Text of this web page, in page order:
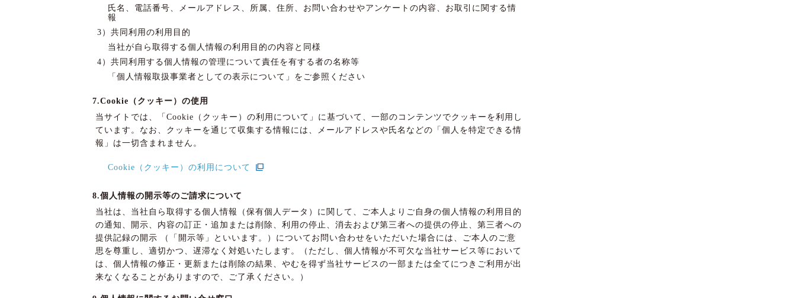
氏名、電話番号、メールアドレス、所属、住所、お問い合わせやアンケートの内容、お取引に関する情
報
3）共同利用の利用目的
当社が自ら取得する個人情報の利用目的の内容と同様
4）共同利用する個人情報の管理について責任を有する者の名称等
「個人情報取扱事業者としての表示について」をご参照ください
7.Cookie（クッキー）の使用
当サイトでは、「Cookie（クッキー）の利用について」に基づいて、一部のコンテンツでクッキーを利用し
ています。なお、クッキーを通じて収集する情報には、メールアドレスや氏名などの「個人を特定できる情
報」は一切含まれません。
Cookie（クッキー）の利用について
8.個人情報の開示等のご請求について
当社は、当社自ら取得する個人情報（保有個人データ）に関して、ご本人よりご自身の個人情報の利用目的
の通知、開示、内容の訂正・追加または削除、利用の停止、消去および第三者への提供の停止、第三者への
提供記録の開示 （「開示等」といいます。）についてお問い合わせをいただいた場合には、ご本人のご意
思を尊重し、適切かつ、遅滞なく対処いたします。（ただし、個人情報が不可欠な当社サービス等において
は、個人情報の修正・更新または削除の結果、やむを得ず当社サービスの一部または全てにつきご利用が出
来なくなることがありますので、ご了承ください。）